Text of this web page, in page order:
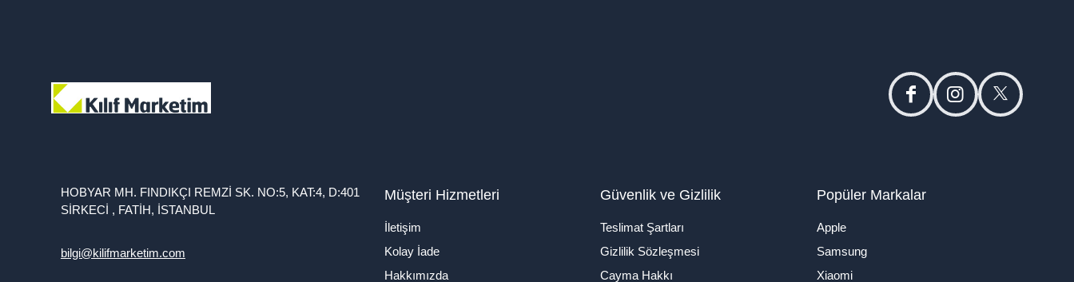
facebookinstagramtwitter
HOBYAR MH. FINDIKÇI REMZİ SK. NO:5, KAT:4, D:401
SİRKECİ , FATİH, İSTANBUL
bilgi@kilifmarketim.com
Müşteri Hizmetleri
İletişim
Kolay İade
Hakkımızda
Güvenlik ve Gizlilik
Teslimat Şartları
Gizlilik Sözleşmesi
Cayma Hakkı
Popüler Markalar
Apple
Samsung
Xiaomi